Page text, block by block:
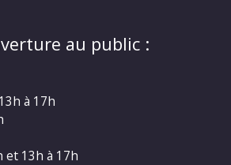
au public :
à 17h
et 13h à 17h